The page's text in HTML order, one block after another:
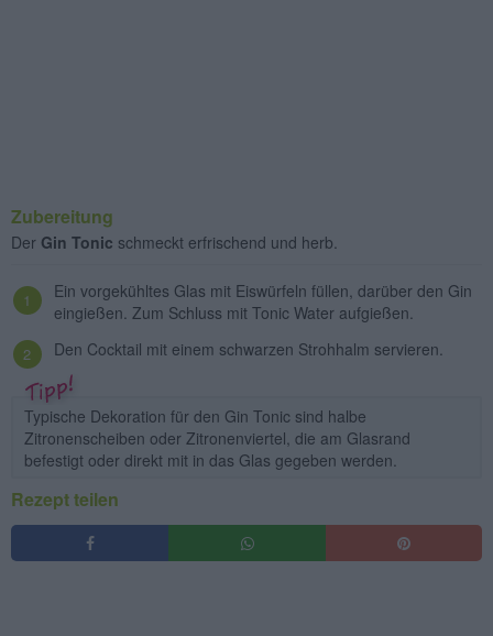
Zubereitung
Der Gin Tonic schmeckt erfrischend und herb.
Ein vorgekühltes Glas mit Eiswürfeln füllen, darüber den Gin
eingießen. Zum Schluss mit Tonic Water aufgießen.
Den Cocktail mit einem schwarzen Strohhalm servieren.
Typische Dekoration für den Gin Tonic sind halbe
Zitronenscheiben oder Zitronenviertel, die am Glasrand
befestigt oder direkt mit in das Glas gegeben werden.
Rezept teilen